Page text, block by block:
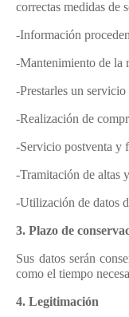
correctas medidas de
-Información
-Mantenimiento de la
-Prestarles un servicio
-Realización de
-Servicio postventa y
-Tramitación de altas
-Utilización de datos
3. Plazo de
Sus datos serán
como el tiempo
4. Legitimación